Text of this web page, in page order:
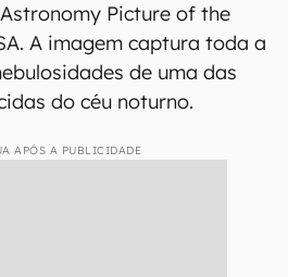
Picture of the
A imagem captura toda a
de uma das
do céu noturno.
APÓS A PUBLICIDADE